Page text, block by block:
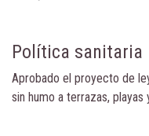
Política sanitaria
Aprobado el proyecto de
sin humo a terrazas,